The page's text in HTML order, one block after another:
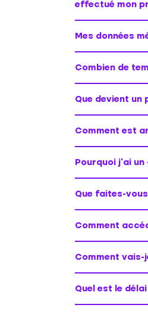
effectué mon
Mes données
Combien de
Que devient un
Comment est
Pourquoi j’ai
Que faites-
Comment
Comment
Quel est le